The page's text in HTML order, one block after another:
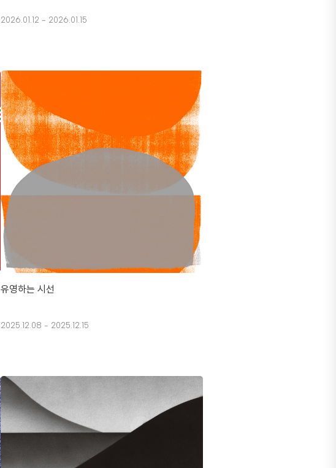
2026.01.12 - 2026.01.15
유영하는 시선
2025.12.08 - 2025.12.15